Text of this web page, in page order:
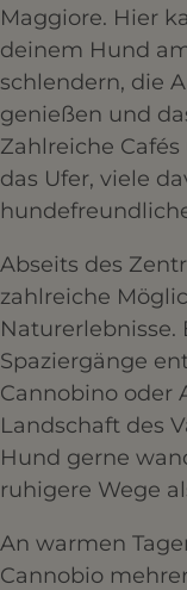
Maggiore. Hier
deinem Hund
schlendern, die
genießen und
Zahlreiche
das Ufer, viele
Abseits des
zahlreiche
Naturerlebnisse.
Spaziergänge
Cannobino oder
Landschaft des
Hund gerne
ruhigere Wege
An warmen
Cannobio